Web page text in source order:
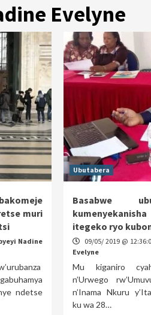
Evelyne
muri
Nadine
ndetse
Ubutabera
Basabwe
itegeko ryo
09/05/ 2019 @
Evelyne
Mu kiganiro
n’Urwego
n’Inama Nkuru
ku wa 28…